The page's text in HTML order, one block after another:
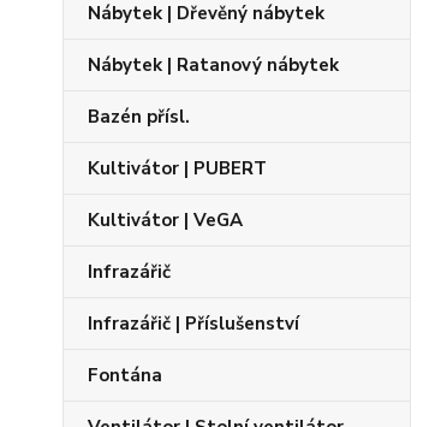
Nábytek | Dřevěný nábytek
Nábytek | Ratanový nábytek
Bazén přísl.
Kultivátor | PUBERT
Kultivátor | VeGA
Infrazářič
Infrazářič | Příslušenství
Fontána